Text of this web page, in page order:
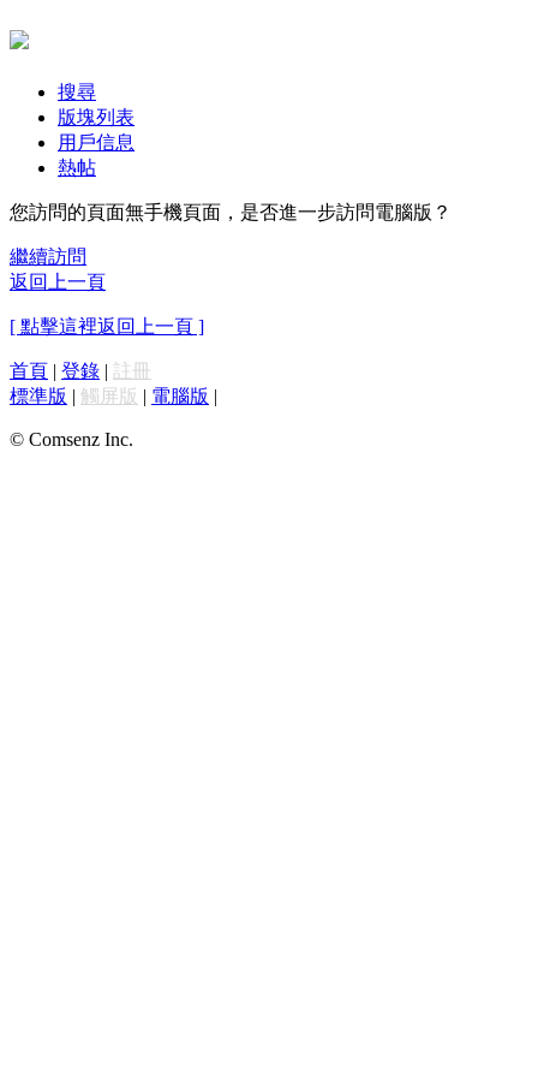
搜尋
版塊列表
用戶信息
熱帖
您訪問的頁面無手機頁面，是否進一步訪問電腦版？
繼續訪問
返回上一頁
[ 點擊這裡返回上一頁 ]
首頁 | 登錄 | 註冊
標準版 | 觸屏版 | 電腦版 |
© Comsenz Inc.